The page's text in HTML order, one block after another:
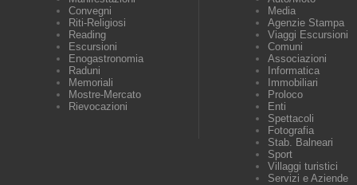
Convegni
Riti-Religiosi
Reading
Escursioni
Enogastronomia
Raduni
Memoriali
Mostre-Mercato
Rievocazioni
Media
Agenzie Stampa
Viaggi Escursioni
Comuni
Associazioni
Informatica
Immobiliari
Proloco
Enti
Spettacoli
Fotografia
Stab. Balneari
Sport
Villaggi turistici
Servizi e Aziende